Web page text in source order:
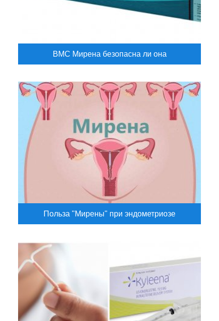
ВМС Мирена безопасна ли она
Польза "Мирены" при эндометриозе